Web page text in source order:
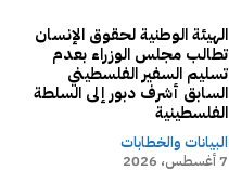
الهيئة الوطنية لحقوق الإنسان
تطالب مجلس الوزراء بعدم
تسليم السفير الفلسطيني
السابق أشرف دبور إلى السلطة
الفلسطينية
البيانات والخطابات
7 أغسطس، 2026